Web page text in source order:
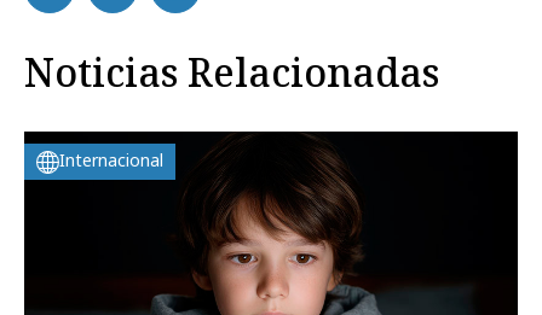
Noticias Relacionadas
Internacional